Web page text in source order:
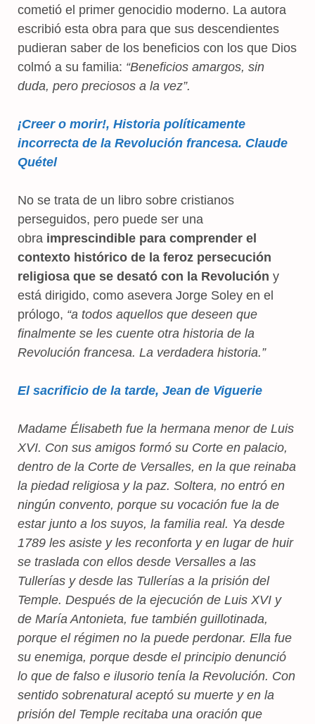
cometió el primer genocidio moderno. La autora
escribió esta obra para que sus descendientes
pudieran saber de los beneficios con los que Dios
colmó a su familia: “Beneficios amargos, sin
duda, pero preciosos a la vez”.
¡Creer o morir!, Historia políticamente
incorrecta de la Revolución francesa. Claude
Quétel
No se trata de un libro sobre cristianos
perseguidos, pero puede ser una
obra imprescindible para comprender el
contexto histórico de la feroz persecución
religiosa que se desató con la Revolución y
está dirigido, como asevera Jorge Soley en el
prólogo, “a todos aquellos que deseen que
finalmente se les cuente otra historia de la
Revolución francesa. La verdadera historia.”
El sacrificio de la tarde, Jean de Viguerie
Madame Élisabeth fue la hermana menor de Luis
XVI. Con sus amigos formó su Corte en palacio,
dentro de la Corte de Versalles, en la que reinaba
la piedad religiosa y la paz. Soltera, no entró en
ningún convento, porque su vocación fue la de
estar junto a los suyos, la familia real. Ya desde
1789 les asiste y les reconforta y en lugar de huir
se traslada con ellos desde Versalles a las
Tullerías y desde las Tullerías a la prisión del
Temple. Después de la ejecución de Luis XVI y
de María Antonieta, fue también guillotinada,
porque el régimen no la puede perdonar. Ella fue
su enemiga, porque desde el principio denunció
lo que de falso e ilusorio tenía la Revolución. Con
sentido sobrenatural aceptó su muerte y en la
prisión del Temple recitaba una oración que